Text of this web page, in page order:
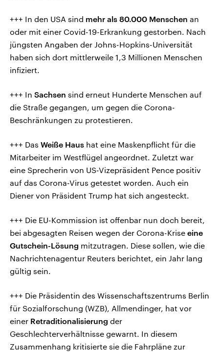
+++ In den USA sind mehr als 80.000 Menschen an
oder mit einer Covid-19-Erkrankung gestorben. Nach
jüngsten Angaben der Johns-Hopkins-Universität
haben sich dort mittlerweile 1,3 Millionen Menschen
infiziert.
+++ In Sachsen sind erneut Hunderte Menschen auf
die Straße gegangen, um gegen die Corona-
Beschränkungen zu protestieren.
+++ Das Weiße Haus hat eine Maskenpflicht für die
Mitarbeiter im Westflügel angeordnet. Zuletzt war
eine Sprecherin von US-Vizepräsident Pence positiv
auf das Corona-Virus getestet worden. Auch ein
Diener von Präsident Trump hat sich angesteckt.
+++ Die EU-Kommission ist offenbar nun doch bereit,
bei abgesagten Reisen wegen der Corona-Krise eine
Gutschein-Lösung mitzutragen. Diese sollen, wie die
Nachrichtenagentur Reuters berichtet, ein Jahr lang
gültig sein.
+++ Die Präsidentin des Wissenschaftszentrums Berlin
für Sozialforschung (WZB), Allmendinger, hat vor
einer Retraditionalisierung der
Geschlechterverhältnisse gewarnt. In diesem
Zusammenhang kritisierte sie die Fahrpläne zur